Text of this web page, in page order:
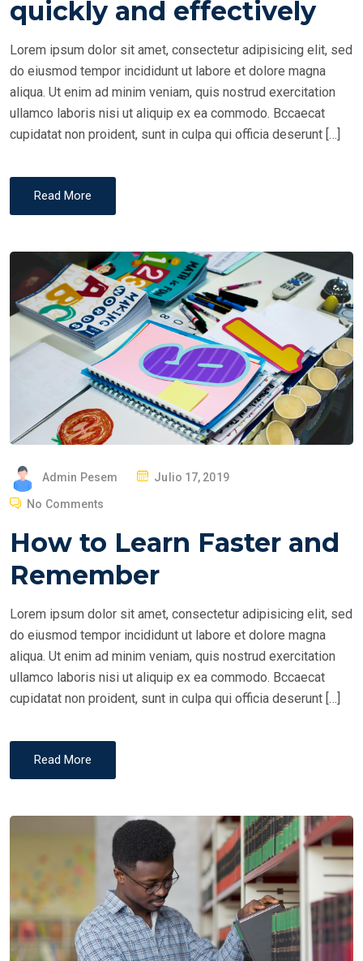
D
quickly and effectively
Lorem ipsum dolor sit amet, consectetur adipisicing elit, sed
do eiusmod tempor incididunt ut labore et dolore magna
aliqua. Ut enim ad minim veniam, quis nostrud exercitation
ullamco laboris nisi ut aliquip ex ea commodo. Bccaecat
cupidatat non proident, sunt in culpa qui officia deserunt […]
Read More
Admin Pesem
T
D
N
Julio 17, 2019
No Comments
How to Learn Faster and
Remember
Lorem ipsum dolor sit amet, consectetur adipisicing elit, sed
do eiusmod tempor incididunt ut labore et dolore magna
aliqua. Ut enim ad minim veniam, quis nostrud exercitation
ullamco laboris nisi ut aliquip ex ea commodo. Bccaecat
cupidatat non proident, sunt in culpa qui officia deserunt […]
Read More